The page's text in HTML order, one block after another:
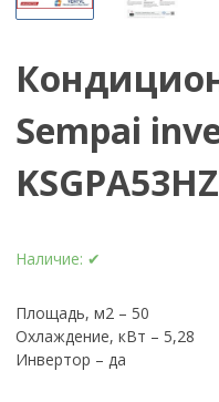
Sempai
Наличие: ✔
Площадь, м2 – 50
Охлаждение, кВт – 5,28
Инвертор – да